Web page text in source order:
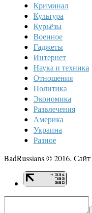
Криминал
Культура
Курьёзы
Военное
Гаджеты
Интернет
Наука и техника
Отношения
Политика
Экономика
Развлечения
Америка
Украина
Разное
BadRussians © 2016.